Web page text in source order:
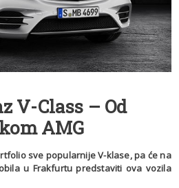
V-Class – Od
AMG
sve popularnije V-klase, pa će na
u Frakfurtu predstaviti ova vozila